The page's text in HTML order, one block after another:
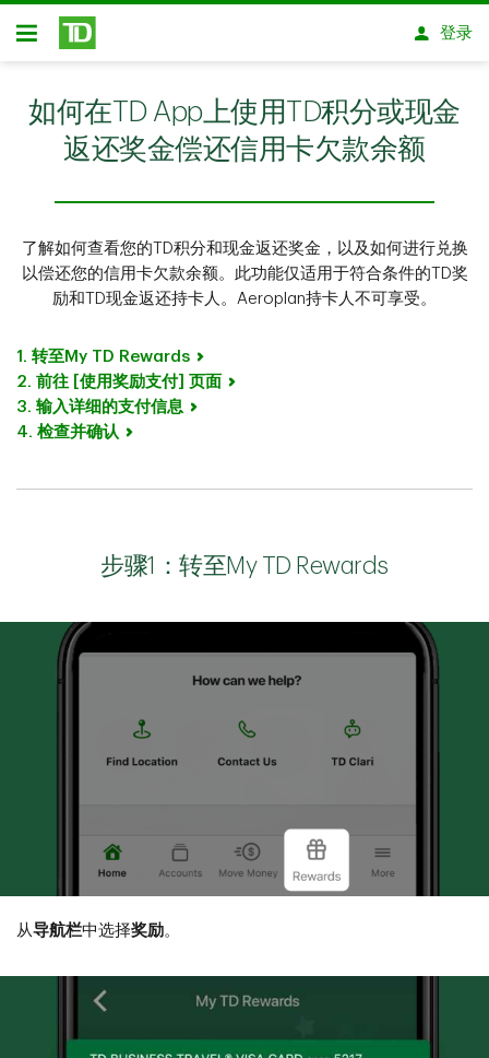
跳转到主要内容
开放式房屋贷款
登录
如何在TD App上使用TD积分或现金
返还奖金偿还信用卡欠款余额
了解如何查看您的TD积分和现金返还奖金，以及如何进行兑换
以偿还您的信用卡欠款余额。此功能仅适用于符合条件的TD奖
励和TD现金返还持卡人。Aeroplan持卡人不可享受。
1. 转至My TD Rewards
2. 前往 [使用奖励支付] 页面
3. 输入详细的支付信息
4. 检查并确认
步骤1：转至My TD Rewards
从导航栏中选择奖励。